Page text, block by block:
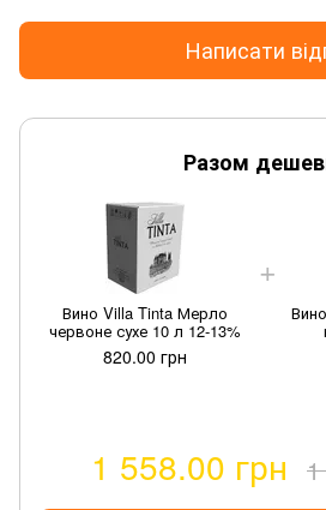
Написати
Разом
Вино Villa Tinta Мерло
червоне сухе 10 л 12-13%
820.00 грн
1 558.00 грн